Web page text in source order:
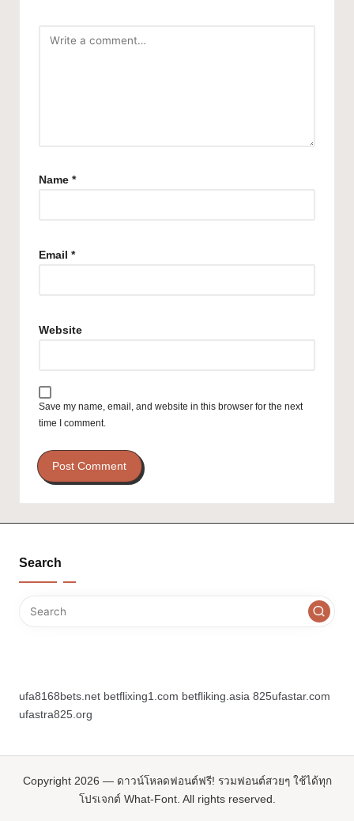
Name *
Email *
Website
Save my name, email, and website in this browser for the next
time I comment.
Search
ufa8168bets.net betflixing1.com betfliking.asia 825ufastar.com
ufastra825.org
Copyright 2026 — ดาวน์โหลดฟอนต์ฟรี! รวมฟอนต์สวยๆ ใช้ได้ทุก
โปรเจกต์ What-Font. All rights reserved.